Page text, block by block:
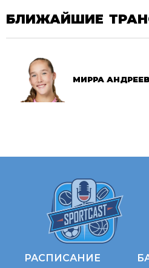
БЛИЖАЙШИЕ
МИРРА
РАСПИСАНИЕ